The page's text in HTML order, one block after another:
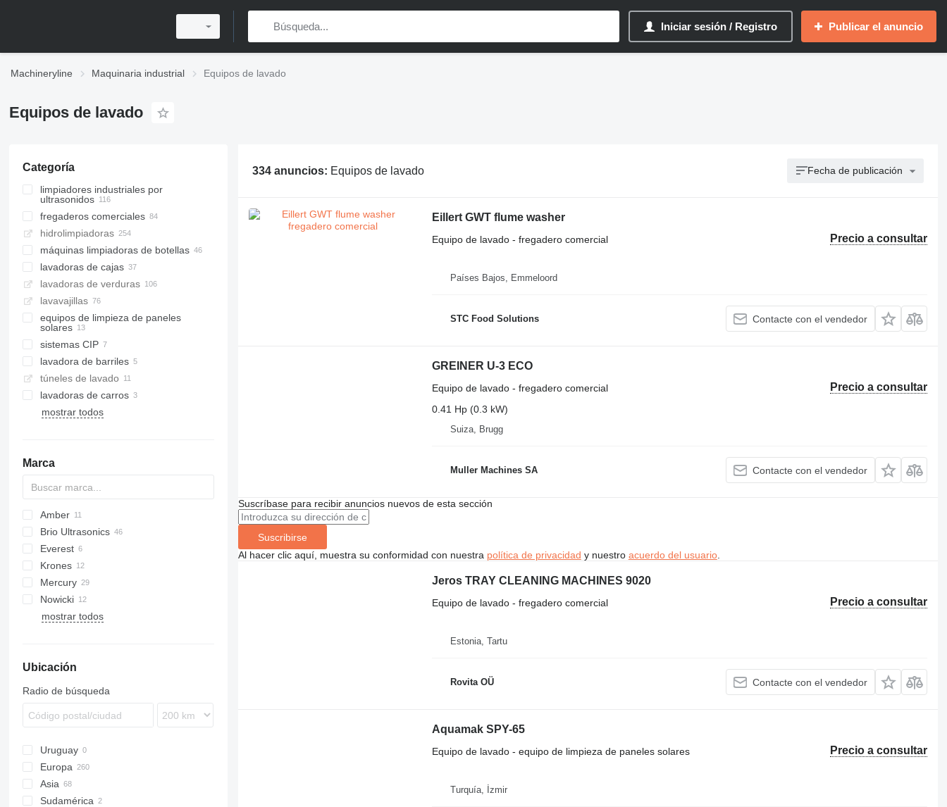
Iniciar sesión / Registro Publicar el anuncio
Machineryline Maquinaria industrial Equipos de lavado
Equipos de lavado
Categoría
limpiadores industriales por
ultrasonidos
fregaderos comerciales
hidrolimpiadoras
máquinas limpiadoras de botellas
lavadoras de cajas
lavadoras de verduras
lavavajillas
equipos de limpieza de paneles
solares
sistemas CIP
lavadora de barriles
túneles de lavado
lavadoras de carros
mostrar todos
Marca
Amber
Brio Ultrasonics
Everest
Krones
Mercury
Nowicki
mostrar todos
Ubicación
Radio de búsqueda
Uruguay
Europa
España
Asia
Turquía
Sudamérica
334 anuncios: Equipos de lavado Fecha de publicación
Eillert GWT flume washer
Precio a consultar
Equipo de lavado - fregadero comercial
Países Bajos, Emmeloord
STC Food Solutions Contacte con el vendedor
GREINER U-3 ECO
Precio a consultar
Equipo de lavado - fregadero comercial
0.41 Hp (0.3 kW)
Suiza, Brugg
Muller Machines SA Contacte con el vendedor
Suscríbase para recibir anuncios nuevos de esta sección
Suscribirse
Al hacer clic aquí, muestra su conformidad con nuestra política de privacidad y nuestro acuerdo del usuario.
Jeros TRAY CLEANING MACHINES 9020
Precio a consultar
Equipo de lavado - fregadero comercial
Estonia, Tartu
Rovita OÜ Contacte con el vendedor
Aquamak SPY-65
Precio a consultar
Equipo de lavado - equipo de limpieza de paneles solares
Turquía, İzmir